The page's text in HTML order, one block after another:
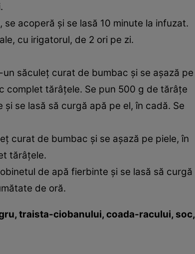
acoperă şi se lasă 10 minute la infuzat.
cu irigatorul, de 2 ori pe zi.
săculeţ curat de bumbac şi se aşază pe
complet tărâţele. Se pun 500 g de tărâţe
se lasă să curgă apă pe el, în cadă. Se
curat de bumbac şi se aşază pe piele, în
tărâţele.
de apă fierbinte şi se lasă să curgă
de oră.
traista-ciobanului, coada-racului, soc,